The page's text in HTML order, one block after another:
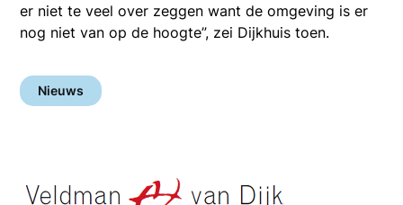
er niet te veel over zeggen want de omgeving is er
nog niet van op de hoogte”, zei Dijkhuis toen.
Nieuws